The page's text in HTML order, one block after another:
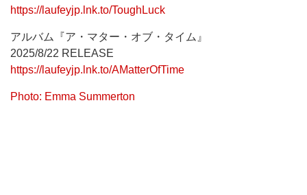
https://laufeyjp.lnk.to/ToughLuck
アルバム『ア・マター・オブ・タイム』
2025/8/22 RELEASE
https://laufeyjp.lnk.to/AMatterOfTime
Photo: Emma Summerton